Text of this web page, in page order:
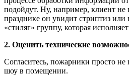
подойдут. Ну, например, клиент не
празднике он увидит стриптиз или
«стиляг» группу, которая
2. Оценить технические
Согласитесь, пожарники просто не
шоу в помещении.